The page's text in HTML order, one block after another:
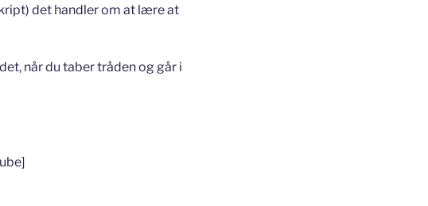
det handler om at lære at
når du taber tråden og går i